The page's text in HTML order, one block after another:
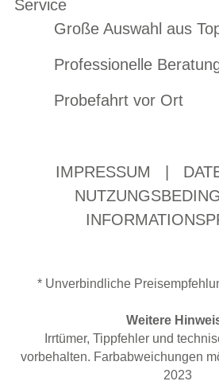
Service
Große Auswahl aus
Professionelle
Probefahrt vor Ort
IMPRESSUM
* Unverbindliche
Weitere
Irrtümer, Tippfehler und
vorbehalten. Farbabweichungen
2023